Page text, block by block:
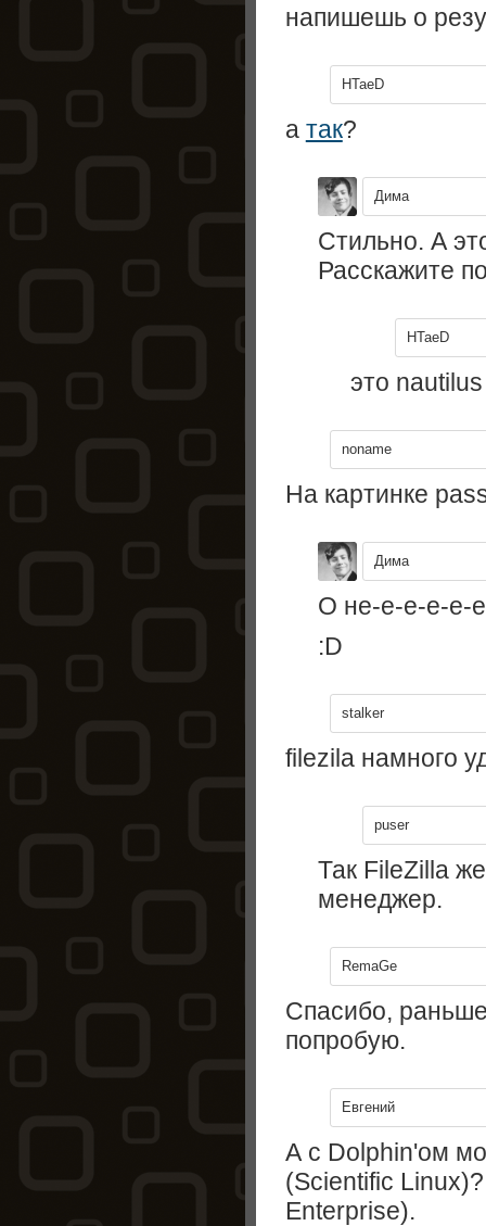
напишешь о
HTaeD
а так?
Дима
Стильно. А
Расскажите
HTaeD
это
noname
На картинке
Дима
О не-е-е-е-е-
:D
stalker
filezila намного
puser
Так FileZilla
менеджер.
RemaGe
Спасибо,
попробую.
Евгений
А с Dolphin'ом
(Scientific
Enterprise).